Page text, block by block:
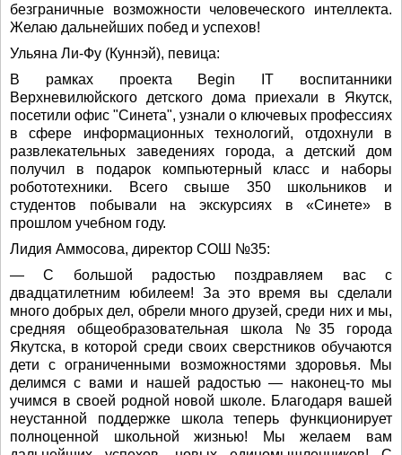
безграничные возможности человеческого интеллекта.
Желаю дальнейших побед и успехов!
Ульяна Ли-Фу (Кyннэй), певица:
В рамках проекта Begin IT воспитанники
Верхневилюйского детского дома приехали в Якутск,
посетили офис "Синета", узнали о ключевых профессиях
в сфере информационных технологий, отдохнули в
развлекательных заведениях города, а детский дом
получил в подарок компьютерный класс и наборы
робототехники. Всего свыше 350 школьников и
студентов побывали на экскурсиях в «Синете» в
прошлом учебном году.
Лидия Аммосова, директор СОШ №35:
— С большой радостью поздравляем вас с
двадцатилетним юбилеем! За это время вы сделали
много добрых дел, обрели много друзей, среди них и мы,
средняя общеобразовательная школа №35 города
Якутска, в которой среди своих сверстников обучаются
дети с ограниченными возможностями здоровья. Мы
делимся с вами и нашей радостью — наконец-то мы
учимся в своей родной новой школе. Благодаря вашей
неустанной поддержке школа теперь функционирует
полноценной школьной жизнью! Мы желаем вам